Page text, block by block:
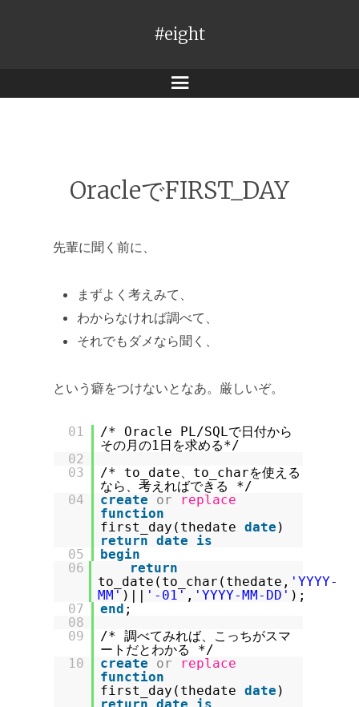
#eight
メ
OracleでFIRST_DAY
先輩に聞く前に、
まずよく考えみて、
わからなければ調べて、
それでもダメなら聞く、
という癖をつけないとなあ。厳しいぞ。
01
/* Oracle PL/SQLで日付から
その月の1日を求める*/
02
03
/* to_date、to_charを使える
なら、考えればできる */
04
create or
replace
function
first_day(thedate date )
return date
is
05
begin
06
return
to_date(to_char(thedate, 'YYYY-
MM' )|| '-01' , 'YYYY-MM-DD' );
07
end ;
08
09
/* 調べてみれば、こっちがスマ
ートだとわかる */
10
create or
replace
function
first_day(thedate date )